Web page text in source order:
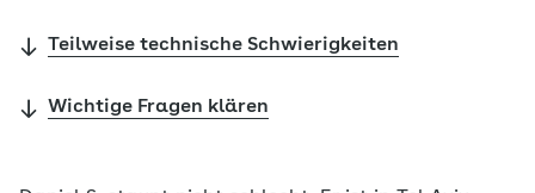
Teilweise technische Schwierigkeiten
Wichtige Fragen klären